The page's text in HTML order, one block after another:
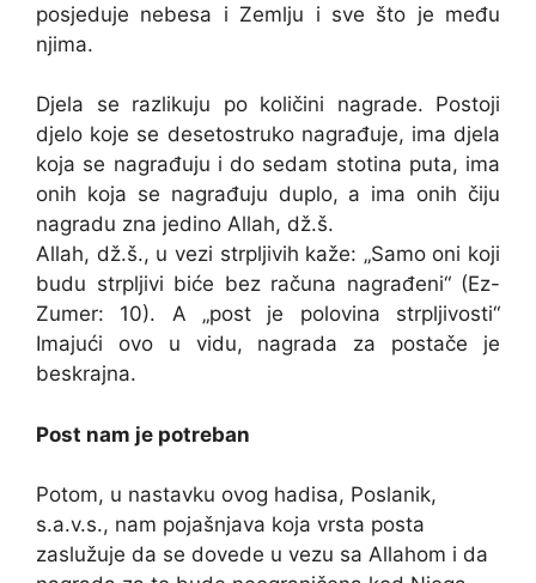
posjeduje nebesa i Zemlju i sve što je među
njima.
Djela se razlikuju po količini nagrade. Postoji
djelo koje se desetostruko nagrađuje, ima djela
koja se nagrađuju i do sedam stotina puta, ima
onih koja se nagrađuju duplo, a ima onih čiju
nagradu zna jedino Allah, dž.š.
Allah, dž.š., u vezi strpljivih kaže: „Samo oni koji
budu strpljivi biće bez računa nagrađeni“ (Ez-
Zumer: 10). A „post je polovina strpljivosti“
Imajući ovo u vidu, nagrada za postače je
beskrajna.
Post nam je potreban
Potom, u nastavku ovog hadisa, Poslanik,
s.a.v.s., nam pojašnjava koja vrsta posta
zaslužuje da se dovede u vezu sa Allahom i da